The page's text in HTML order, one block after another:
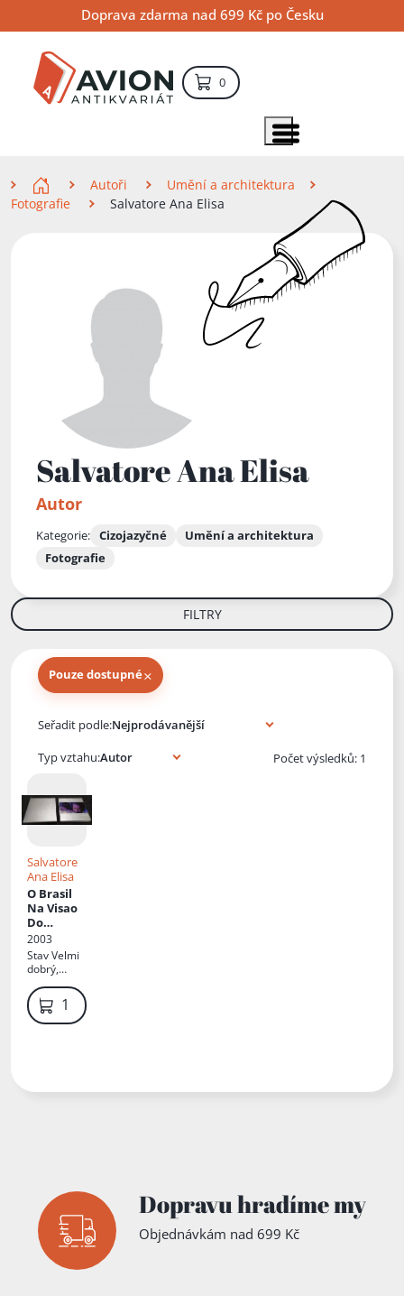
na
obsah
na
navigaci
na
vyhledávání
Doprava zdarma nad 699 Kč po Česku
0položek – košík
Zobrazit položky menu
Autoři
Umění a architektura
Fotografie
Salvatore Ana Elisa
Salvatore Ana Elisa
Autor
Kategorie: Cizojazyčné
Umění a architektura
Fotografie
FILTRY
Pouze dostupné×
Seřadit podle:
Typ vztahu:
Počet výsledků: 1
Salvatore
Ana Elisa
O Brasil
Na Visao
Do
Brasileiro
2003
StavVelmi
dobrý,
dedikace1 349 Kč
Dopravu hradíme my
Objednávkám nad 699 Kč